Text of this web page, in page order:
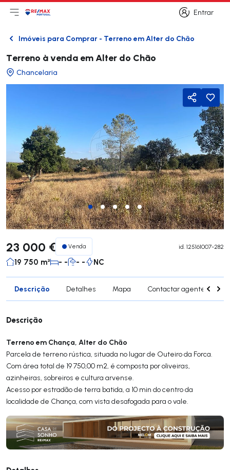
Entrar
Entrar
Abri menu principal
LogoIr para página inicial
VoltarImóveis para Comprar - Terreno em Alter do Chão
Terreno à venda em Alter do Chão
Chancelaria
Partilhar
23 000 € Venda id. 125161007-282
19 750 m² - - - - NC
Descrição Detalhes Mapa Contactar agente
Descrição
Terreno em Chança, Alter do Chão
Parcela de terreno rústica, situada no lugar de Outeiro da Forca.
Com área total de 19 750,00 m2, é composta por oliveiras,
azinheiras, sobreiros e cultura arvense.
Acesso por estradão de terra batida, a 10 min do centro da
localidade de Chança, com vista desafogada para o vale.